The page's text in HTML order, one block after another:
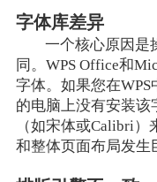
字体库差异
一个核心原因是
同。WPS Office和
字体。如果您在
的电脑上没有安装该
（如宋体或Calibri
和整体页面布局发生